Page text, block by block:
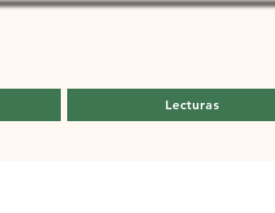
Lecturas